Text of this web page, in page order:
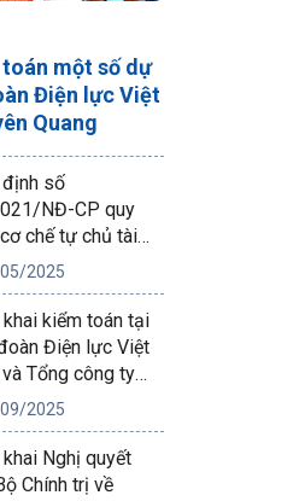
một số dự
Điện lực Việt
Quang
số
NĐ-CP quy
chế tự chủ tài
của đơn vị sự
công lập
2025
khai kiểm toán tại
Điện lực Việt
Tổng công ty
2
2025
khai Nghị quyết
Chính trị về